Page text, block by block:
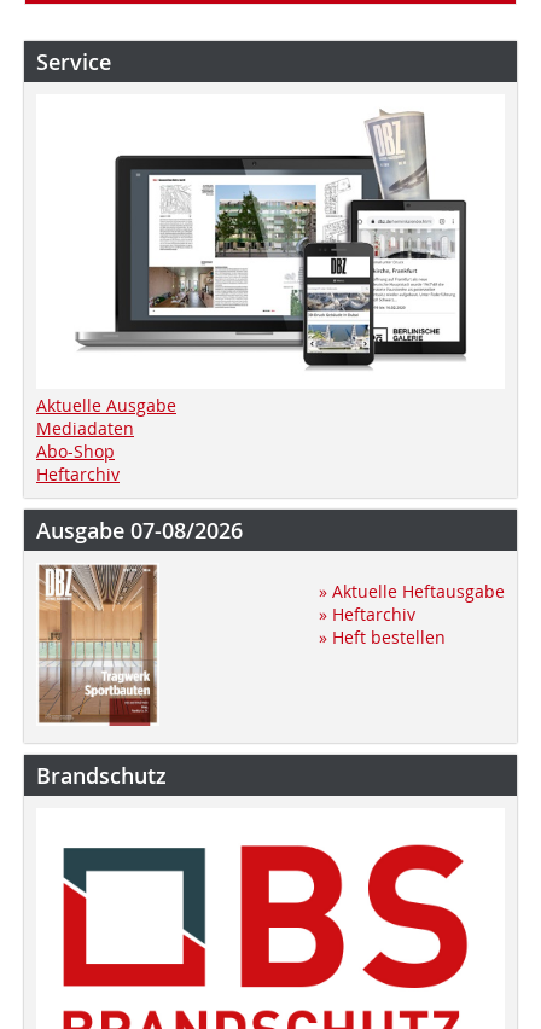
Service
Aktuelle Ausgabe
Mediadaten
Abo-Shop
Heftarchiv
Ausgabe 07-08/2026
» Aktuelle Heftausgabe
» Heftarchiv
» Heft bestellen
Brandschutz